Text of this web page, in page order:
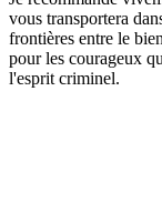
vous transportera
frontières entre le
pour les courageux
l'esprit criminel.